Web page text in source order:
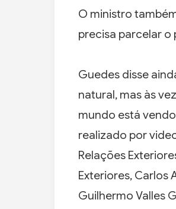
O ministro
precisa parcelar
Guedes disse
natural, mas às
mundo está
realizado por
Relações
Exteriores, Carlos
Guilhermo Valles